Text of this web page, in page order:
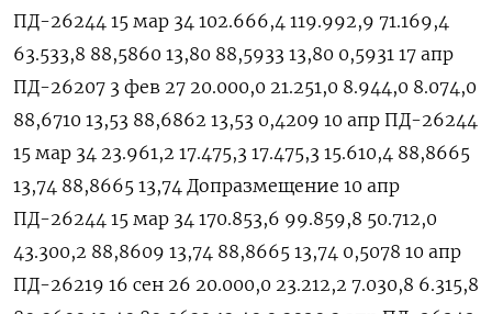
ПД-26244 15 мар 34 102.666,4 119.992,9 71.169,4
63.533,8 88,5860 13,80 88,5933 13,80 0,5931 17 апр
ПД-26207 3 фев 27 20.000,0 21.251,0 8.944,0 8.074,0
88,6710 13,53 88,6862 13,53 0,4209 10 апр ПД-26244
15 мар 34 23.961,2 17.475,3 17.475,3 15.610,4 88,8665
13,74 88,8665 13,74 Допразмещение 10 апр
ПД-26244 15 мар 34 170.853,6 99.859,8 50.712,0
43.300,2 88,8609 13,74 88,8665 13,74 0,5078 10 апр
ПД-26219 16 сен 26 20.000,0 23.212,2 7.030,8 6.315,8